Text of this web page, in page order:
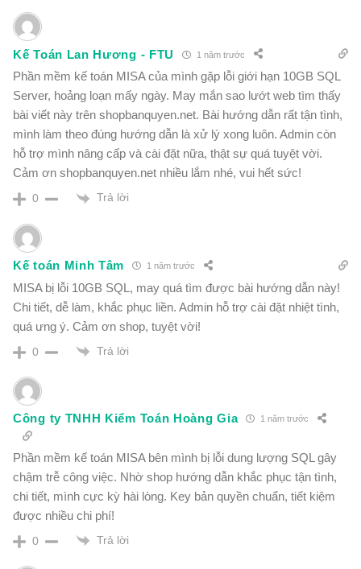
Kế Toán Lan Hương - FTU 1 năm trước
Phần mềm kế toán MISA của mình gặp lỗi giới hạn 10GB SQL
Server, hoảng loạn mấy ngày. May mắn sao lướt web tìm thấy
bài viết này trên shopbanquyen.net. Bài hướng dẫn rất tận tình,
mình làm theo đúng hướng dẫn là xử lý xong luôn. Admin còn
hỗ trợ mình nâng cấp và cài đặt nữa, thật sự quá tuyệt vời.
Cảm ơn shopbanquyen.net nhiều lắm nhé, vui hết sức!
0 Trả lời
Kế toán Minh Tâm 1 năm trước
MISA bị lỗi 10GB SQL, may quá tìm được bài hướng dẫn này!
Chi tiết, dễ làm, khắc phục liền. Admin hỗ trợ cài đặt nhiệt tình,
quá ưng ý. Cảm ơn shop, tuyệt vời!
0 Trả lời
Công ty TNHH Kiểm Toán Hoàng Gia 1 năm trước
Phần mềm kế toán MISA bên mình bị lỗi dung lượng SQL gây
chậm trễ công việc. Nhờ shop hướng dẫn khắc phục tận tình,
chi tiết, mình cực kỳ hài lòng. Key bản quyền chuẩn, tiết kiệm
được nhiều chi phí!
0 Trả lời